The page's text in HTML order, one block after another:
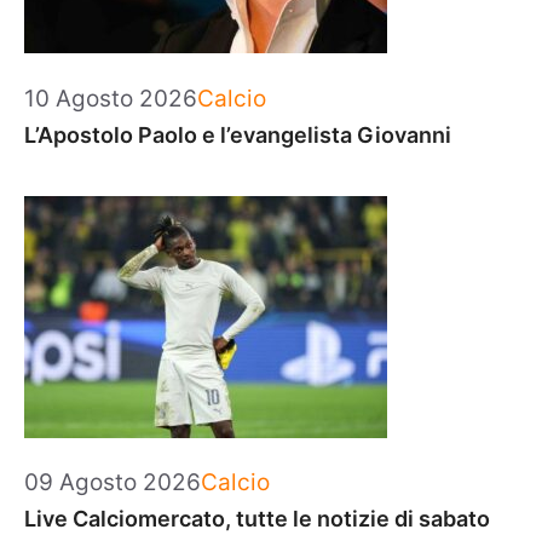
10 Agosto 2026Categorie
Calcio
L’Apostolo Paolo e l’evangelista Giovanni
09 Agosto 2026Categorie
Calcio
Live Calciomercato, tutte le notizie di sabato